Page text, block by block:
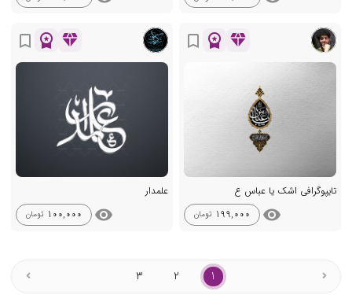
diamond
workspace_premium
bookmark_border
تایپوگرافی اشک یا عباس ع
visibility
199,000 تومان
diamond
workspace_premium
bookmark_border
علمدار
visibility
100,000 تومان
1
2
3